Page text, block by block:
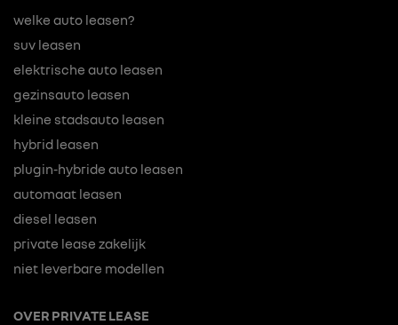
welke auto leasen?
suv leasen
elektrische auto leasen
gezinsauto leasen
kleine stadsauto leasen
hybrid leasen
plugin-hybride auto leasen
automaat leasen
diesel leasen
private lease zakelijk
niet leverbare modellen
OVER PRIVATE LEASE